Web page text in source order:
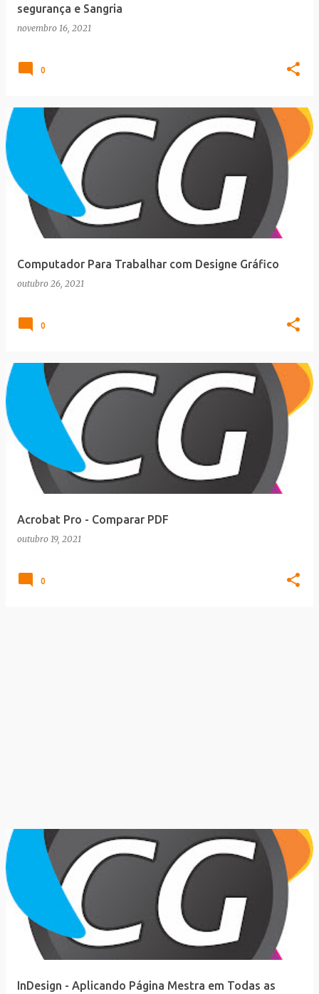
segurança e Sangria
novembro 16, 2021
0
Computador Para Trabalhar com Designe Gráfico
outubro 26, 2021
0
Acrobat Pro - Comparar PDF
outubro 19, 2021
0
InDesign - Aplicando Página Mestra em Todas as